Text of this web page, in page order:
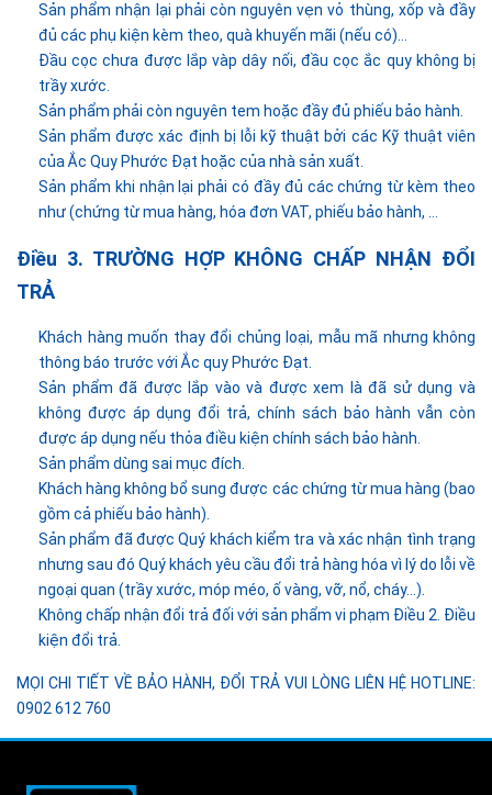
Sản phẩm nhận lại phải còn nguyên vẹn vỏ thùng, xốp và đầy
đủ các phụ kiện kèm theo, quà khuyến mãi (nếu có)…
Đầu cọc chưa được lắp vàp dây nối, đầu cọc ắc quy không bị
trầy xước.
Sản phẩm phải còn nguyên tem hoặc đầy đủ phiếu bảo hành.
Sản phẩm được xác định bị lỗi kỹ thuật bởi các Kỹ thuật viên
của Ắc Quy Phước Đạt hoặc của nhà sản xuất.
Sản phẩm khi nhận lại phải có đầy đủ các chứng từ kèm theo
như (chứng từ mua hàng, hóa đơn VAT, phiếu bảo hành, .
Điều 3. TRƯỜNG HỢP KHÔNG CHẤP NHẬN ĐỔI
TRẢ
Khách hàng muốn thay đổi chủng loại, mẫu mã nhưng không
thông báo trước với Ắc quy Phước Đạt.
Sản phẩm đã được lắp vào và được xem là đã sử dụng và
không được áp dụng đổi trả, chính sách bảo hành vẫn còn
được áp dụng nếu thỏa điều kiện chính sách bảo hành.
Sản phẩm dùng sai mục đích.
Khách hàng không bổ sung được các chứng từ mua hàng (bao
gồm cả phiếu bảo hành).
Sản phẩm đã được Quý khách kiểm tra và xác nhận tình trạng
nhưng sau đó Quý khách yêu cầu đổi trả hàng hóa vì lý do lỗi về
ngoại quan (trầy xước, móp méo, ố vàng, vỡ, nổ, cháy…).
Không chấp nhận đổi trả đối với sản phẩm vi phạm Điều 2. Điều
kiện đổi trả.
MỌI CHI TIẾT VỀ BẢO HÀNH, ĐỔI TRẢ VUI LÒNG LIÊN HỆ HOTLINE:
0902 612 760